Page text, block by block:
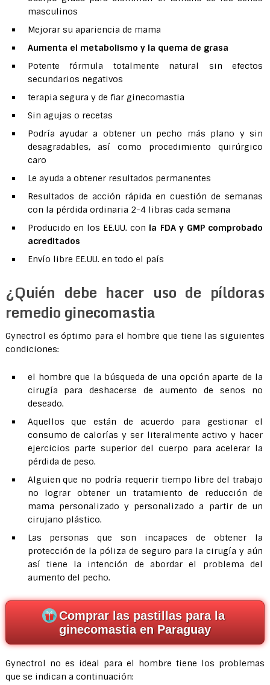
masculinos
Mejorar su apariencia de mama
Aumenta el metabolismo y la quema de grasa
Potente fórmula totalmente natural sin efectos
secundarios negativos
terapia segura y de fiar ginecomastia
Sin agujas o recetas
Podría ayudar a obtener un pecho más plano y sin
desagradables, así como procedimiento quirúrgico
caro
Le ayuda a obtener resultados permanentes
Resultados de acción rápida en cuestión de semanas
con la pérdida ordinaria 2-4 libras cada semana
Producido en los EE.UU. con la FDA y GMP comprobado
acreditados
Envío libre EE.UU. en todo el país
¿Quién debe hacer uso de píldoras
remedio ginecomastia
Gynectrol es óptimo para el hombre que tiene las siguientes
condiciones:
el hombre que la búsqueda de una opción aparte de la
cirugía para deshacerse de aumento de senos no
deseado.
Aquellos que están de acuerdo para gestionar el
consumo de calorías y ser literalmente activo y hacer
ejercicios parte superior del cuerpo para acelerar la
pérdida de peso.
Alguien que no podría requerir tiempo libre del trabajo
no lograr obtener un tratamiento de reducción de
mama personalizado y personalizado a partir de un
cirujano plástico.
Las personas que son incapaces de obtener la
protección de la póliza de seguro para la cirugía y aún
así tiene la intención de abordar el problema del
aumento del pecho.
Comprar las pastillas para la
ginecomastia en Paraguay
Gynectrol no es ideal para el hombre tiene los problemas
que se indican a continuación: